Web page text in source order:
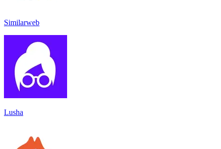
Similarweb
Lusha